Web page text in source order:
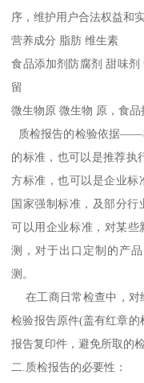
序，维护用户合法权益和
营养成分 脂肪 维生素
食品添加剂防腐剂 甜味
留
微生物原 微生物 原，食
质检报告的检验依据——
的标准，也可以是推荐执
方标准，也可以是企业标
国家强制标准，及部分
可以用企业标准，对某些
测，对于出口定制的产
测。
在工商日常检查中，对
检验报告原件(盖有红章
报告复印件，避免所取的
二.质检报告的必要性：